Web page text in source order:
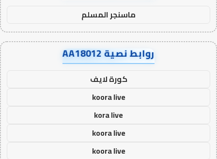
ماسنجر المسلم
روابط نصية AA18012
كورة لايف
koora live
kora live
koora live
koora live